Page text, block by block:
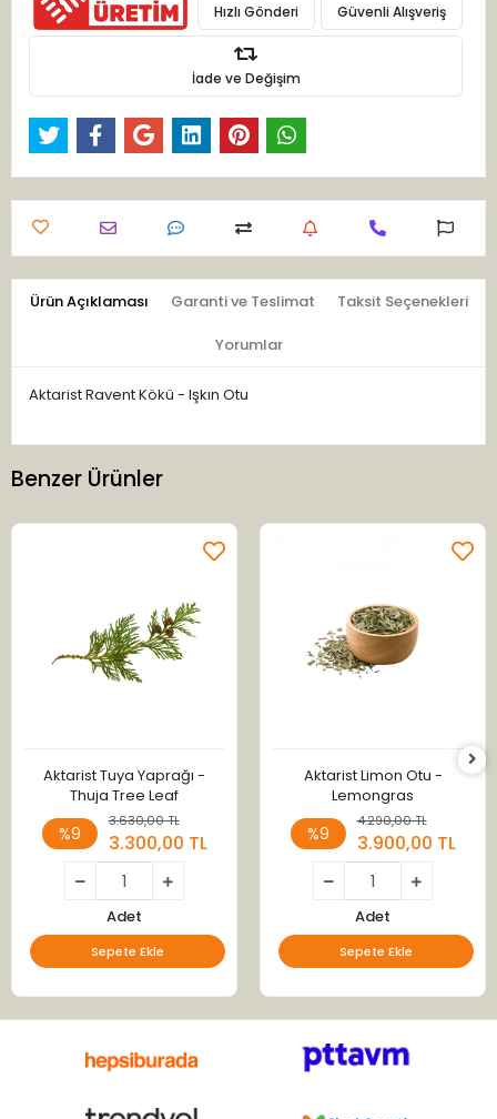
Hızlı Gönderi Güvenli Alışveriş
İade ve Değişim
Ürün Açıklaması Garanti ve Teslimat Taksit Seçenekleri
Yorumlar
Aktarist Ravent Kökü - Işkın Otu
Benzer Ürünler
Aktarist Tuya Yaprağı -
Thuja Tree Leaf
%9
3.630,00 TL
3.300,00 TL
Adet
Sepete Ekle
Aktarist Limon Otu -
Lemongras
%9
4.290,00 TL
3.900,00 TL
Adet
Sepete Ekle